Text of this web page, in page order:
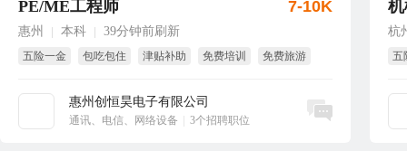
PE/ME工程师
惠州 本科 39分钟前刷新
五险一金 包吃包住 津贴补助 免费培训
免费旅游
惠州创恒昊电子有限公司
通讯、电信、网络设备 3个招聘职位
7-10K
立即沟通
杭
五